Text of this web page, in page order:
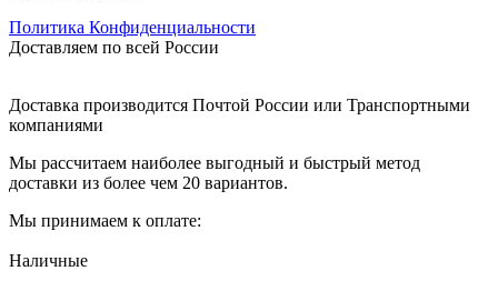
Политика Конфиденциальности
Доставляем по всей России
Доставка производится Почтой России или Транспортными
компаниями
Мы рассчитаем наиболее выгодный и быстрый метод
доставки из более чем 20 вариантов.
Мы принимаем к оплате:
Наличные